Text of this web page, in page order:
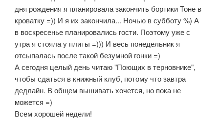
дня рождения я планировала закончить бортики Тоне в
кроватку =)) И я их закончила... Ночью в субботу %) А
в воскресенье планировались гости. Поэтому уже с
утра я стояла у плиты =))) И весь понедельник я
отсыпалась после такой безумной гонки =)
А сегодня целый день читаю "Поющих в терновнике",
чтобы сдаться в книжный клуб, потому что завтра
дедлайн. В общем вышивать хочется, но пока не
можется =)
Всем хорошей недели!